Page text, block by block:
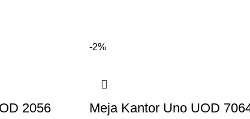
2056
-2%
Meja Kantor Uno UOD